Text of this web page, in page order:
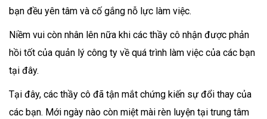
bạn đều yên tâm và cố gắng nỗ lực làm việc.
Niềm vui còn nhân lên nữa khi các thầy cô nhận được phản
hồi tốt của quản lý công ty về quá trình làm việc của các bạn
tại đây.
Tại đây, các thầy cô đã tận mắt chứng kiến sự đổi thay của
các bạn. Mới ngày nào còn miệt mài rèn luyện tại trung tâm